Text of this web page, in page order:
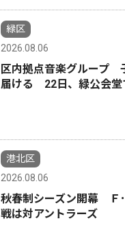
緑区
2026.08.06
区内拠点音楽グループ
届ける 22日、緑公会堂
港北区
2026.08.06
秋春制シーズン開幕
戦は対アントラーズ